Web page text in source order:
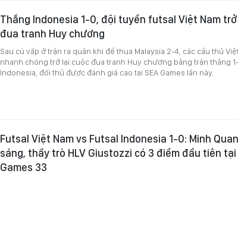
Thắng Indonesia 1-0, đội tuyển futsal Việt Nam
đua tranh Huy chương
Sau cú vấp ở trận ra quân khi để thua Malaysia 2-4, các cầu thủ
nhanh chóng trở lại cuộc đua tranh Huy chương bằng trận thắng
Indonesia, đối thủ được đánh giá cao tại SEA Games lần này.
Futsal Việt Nam vs Futsal Indonesia 1-0: Minh
sáng, thầy trò HLV Giustozzi có 3 điểm đầu tiên tại
Games 33